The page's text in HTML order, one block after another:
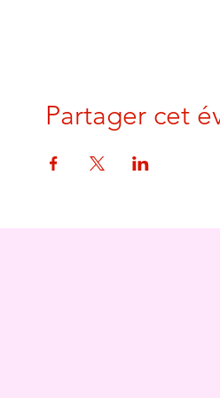
Partager cet